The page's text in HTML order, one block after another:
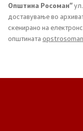
Пристап до
Пријави проблем
Општина Росоман“
доставување во
скенирано на
општината